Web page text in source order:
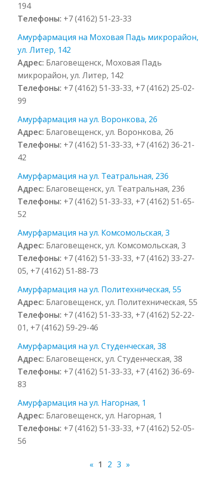
194
Телефоны: +7 (4162) 51-23-33
Амурфармация на Моховая Падь микрорайон,
ул. Литер, 142
Адрес: Благовещенск, Моховая Падь
микрорайон, ул. Литер, 142
Телефоны: +7 (4162) 51-33-33, +7 (4162) 25-02-
99
Амурфармация на ул. Воронкова, 26
Адрес: Благовещенск, ул. Воронкова, 26
Телефоны: +7 (4162) 51-33-33, +7 (4162) 36-21-
42
Амурфармация на ул. Театральная, 236
Адрес: Благовещенск, ул. Театральная, 236
Телефоны: +7 (4162) 51-33-33, +7 (4162) 51-65-
52
Амурфармация на ул. Комсомольская, 3
Адрес: Благовещенск, ул. Комсомольская, 3
Телефоны: +7 (4162) 51-33-33, +7 (4162) 33-27-
05, +7 (4162) 51-88-73
Амурфармация на ул. Политехническая, 55
Адрес: Благовещенск, ул. Политехническая, 55
Телефоны: +7 (4162) 51-33-33, +7 (4162) 52-22-
01, +7 (4162) 59-29-46
Амурфармация на ул. Студенческая, 38
Адрес: Благовещенск, ул. Студенческая, 38
Телефоны: +7 (4162) 51-33-33, +7 (4162) 36-69-
83
Амурфармация на ул. Нагорная, 1
Адрес: Благовещенск, ул. Нагорная, 1
Телефоны: +7 (4162) 51-33-33, +7 (4162) 52-05-
56
« 1 2 3 »